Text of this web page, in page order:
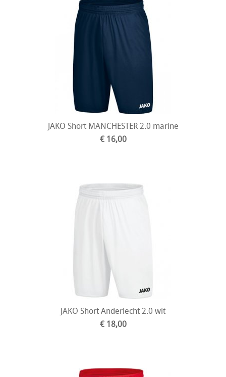
JAKO Short MANCHESTER 2.0 marine
€ 16,00
JAKO Short Anderlecht 2.0 wit
€ 18,00